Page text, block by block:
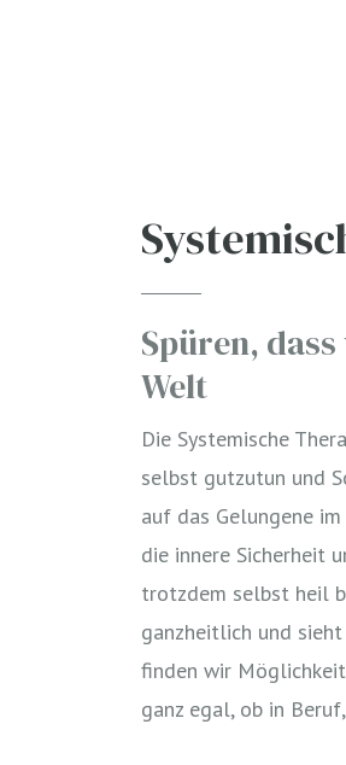
Spüren,
Welt
Die Systemische
selbst gutzutun und
auf das Gelungene
die innere Sicherheit
trotzdem selbst heil
ganzheitlich und sieht
finden wir
ganz egal, ob in